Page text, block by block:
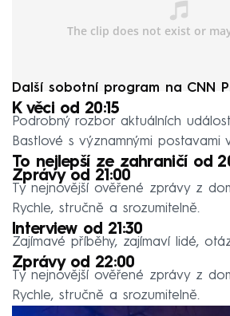
Další sobotní program na CNN
K věci od 20:15
Podrobný rozbor aktuálních
Bastlové s významnými postavami
To nejlepší ze zahraničí od
Zprávy od 21:00
Ty nejnovější ověřené zprávy z
Rychle, stručně a srozumitelně.
Interview od 21:30
Zajímavé příběhy, zajímaví lidé,
Zprávy od 22:00
Ty nejnovější ověřené zprávy z
Rychle, stručně a srozumitelně.